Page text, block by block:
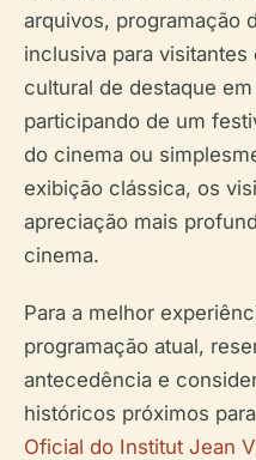
arquivos, programação
inclusiva para
cultural de destaque
participando de um
do cinema ou
exibição clássica, os
apreciação mais
cinema.
Para a melhor
programação atual,
antecedência e
históricos próximos
Oficial do Institut Jean